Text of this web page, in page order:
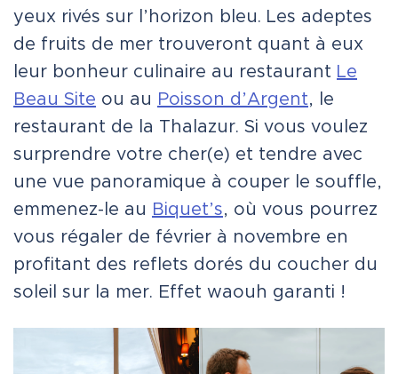
yeux rivés sur l’horizon bleu. Les adeptes
de fruits de mer trouveront quant à eux
leur bonheur culinaire au restaurant Le
Beau Site ou au Poisson d’Argent, le
restaurant de la Thalazur. Si vous voulez
surprendre votre cher(e) et tendre avec
une vue panoramique à couper le souffle,
emmenez-le au Biquet’s, où vous pourrez
vous régaler de février à novembre en
profitant des reflets dorés du coucher du
soleil sur la mer. Effet waouh garanti !